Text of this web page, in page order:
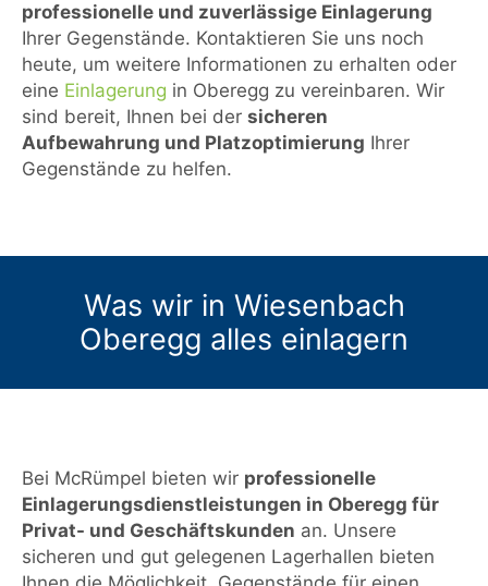
professionelle und zuverlässige Einlagerung
Ihrer Gegenstände. Kontaktieren Sie uns noch
heute, um weitere Informationen zu erhalten oder
eine Einlagerung in Oberegg zu vereinbaren. Wir
sind bereit, Ihnen bei der sicheren
Aufbewahrung und Platzoptimierung Ihrer
Gegenstände zu helfen.
Was wir in Wiesenbach
Oberegg alles einlagern
Bei McRümpel bieten wir professionelle
Einlagerungsdienstleistungen in Oberegg für
Privat- und Geschäftskunden an. Unsere
sicheren und gut gelegenen Lagerhallen bieten